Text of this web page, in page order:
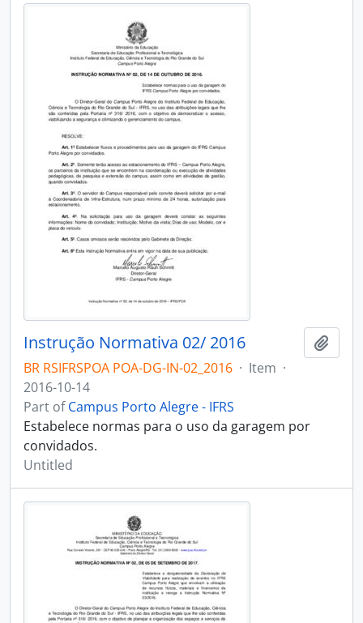
Instrução Normativa 02/ 2016
BR RSIFRSPOA POA-DG-IN-02_2016 · Item ·
2016-10-14
Part ofCampus Porto Alegre - IFRS
Estabelece normas para o uso da garagem por
convidados.
Untitled